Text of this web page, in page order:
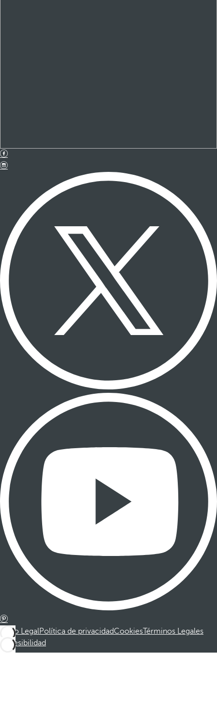
Aviso LegalPolítica de privacidadCookiesTérminos Legales
Accesibilidad